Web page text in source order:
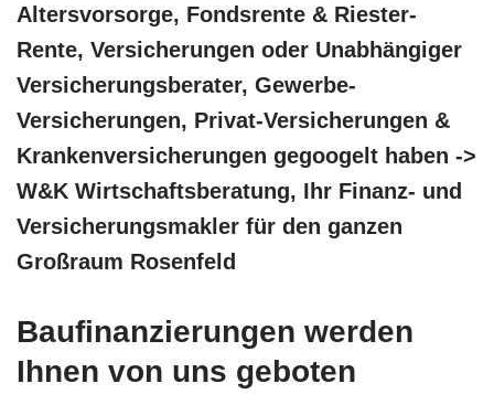
Altersvorsorge, Fondsrente & Riester-
Rente, Versicherungen oder Unabhängiger
Versicherungsberater, Gewerbe-
Versicherungen, Privat-Versicherungen &
Krankenversicherungen gegoogelt haben ->
W&K Wirtschaftsberatung, Ihr Finanz- und
Versicherungsmakler für den ganzen
Großraum Rosenfeld
Baufinanzierungen werden
Ihnen von uns geboten